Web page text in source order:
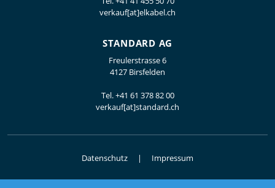
verkauf[at]elkabel.ch
STANDARD AG
Freulerstrasse 6
4127 Birsfelden
Tel.+41 61 378 82 00
verkauf[at]standard.ch
Datenschutz Impressum